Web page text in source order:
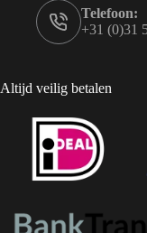
Telefoon:
+31 (0)31
Altijd veilig betalen